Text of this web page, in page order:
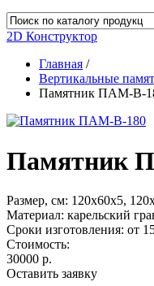
2D Конструктор
Главная /
Вертикальные
Памятник ПАМ-В-
Памятник
Размер, см: 120х60х5,
Материал: карельский
Сроки изготовления: от
Стоимость:
30000 р.
Оставить заявку